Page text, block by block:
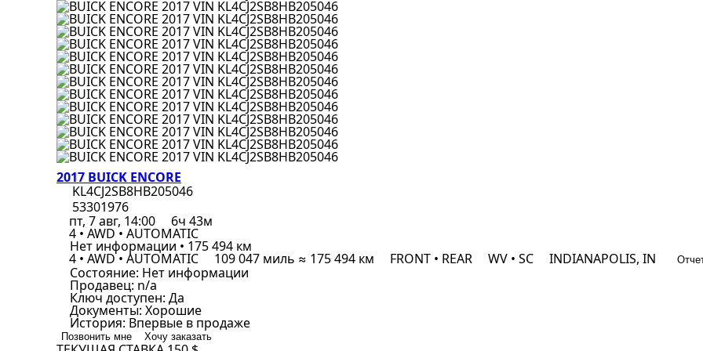
2017 BUICK ENCORE
KL4CJ2SB8HB205046
53301976
пт, 7 авг, 14:00
6ч 43м
4 • AWD • AUTOMATIC
Нет информации • 175 494 км
4 • AWD • AUTOMATIC 109 047 миль ≈ 175 494 км FRONT • REAR WV • SC INDIANAPOLIS, IN
Состояние: Нет информации
Продавец: n/a
Ключ доступен: Да
Документы: Хорошие
История: Впервые в продаже
Позвонить мне Хочу заказать